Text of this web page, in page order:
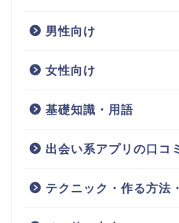
男性向け
女性向け
基礎知識・用語
出会い系アプリの口コ
テクニック・作る方法